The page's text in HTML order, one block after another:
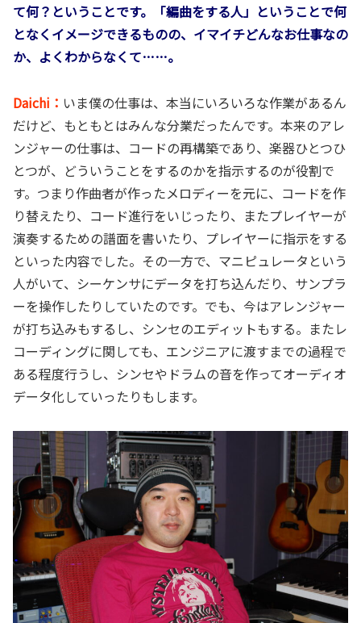
て何？ということです。「編曲をする人」ということで何
となくイメージできるものの、イマイチどんなお仕事なの
か、よくわからなくて……。
Daichi： いま僕の仕事は、本当にいろいろな作業があるん
だけど、もともとはみんな分業だったんです。本来のアレ
ンジャーの仕事は、コードの再構築であり、楽器ひとつひ
とつが、どういうことをするのかを指示するのが役割で
す。つまり作曲者が作ったメロディーを元に、コードを作
り替えたり、コード進行をいじったり、またプレイヤーが
演奏するための譜面を書いたり、プレイヤーに指示をする
といった内容でした。その一方で、マニピュレータという
人がいて、シーケンサにデータを打ち込んだり、サンプラ
ーを操作したりしていたのです。でも、今はアレンジャー
が打ち込みもするし、シンセのエディットもする。またレ
コーディングに関しても、エンジニアに渡すまでの過程で
ある程度行うし、シンセやドラムの音を作ってオーディオ
データ化していったりもします。